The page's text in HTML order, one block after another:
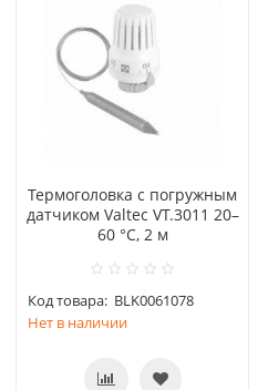
Термоголовка с погружным
датчиком Valtec VT.3011 20–
60 °С, 2 м
Код товара: BLK0061078
Нет в наличии